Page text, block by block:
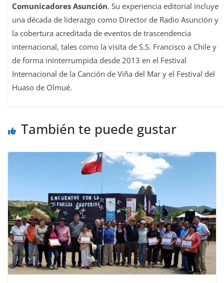
Comunicadores Asunción. Su experiencia editorial incluye
una década de liderazgo como Director de Radio Asunción y
la cobertura acreditada de eventos de trascendencia
internacional, tales como la visita de S.S. Francisco a Chile y
de forma ininterrumpida desde 2013 en el Festival
Internacional de la Canción de Viña del Mar y el Festival del
Huaso de Olmué.
También te puede gustar